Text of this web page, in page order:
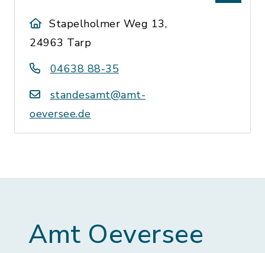
Stapelholmer Weg 13,
24963 Tarp
04638 88-35
standesamt@amt-
oeversee.de
Amt Oeversee